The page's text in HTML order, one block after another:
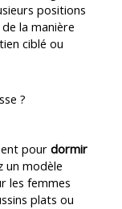
positions
la manière
ciblé ou
?
pour dormir
un modèle
les femmes
plats ou